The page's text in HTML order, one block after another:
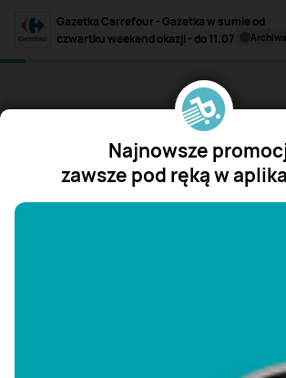
Gazetka Carrefour - Gazetka w sumie od
czwartku weekend okazji - do 11.07
Najnowsze
zawsze pod ręką w
"/>